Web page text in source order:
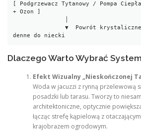
[ Podgrzewacz Tytanowy / Pompa
+ Ozon ]
               ▼  Powrót krystalicznej wody przez dysze
Dlaczego Warto Wybrać
Efekt Wizualny „Nieskończonej
Woda w jacuzzi z rynną przelewową
posadzki lub tarasu. Tworzy to
architektoniczne, optycznie
łącząc strefę kąpielową z
krajobrazem ogrodowym.